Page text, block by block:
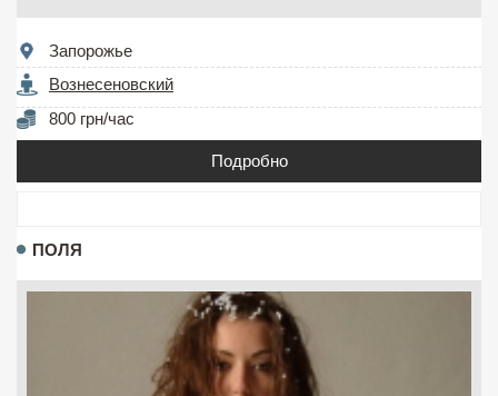
Запорожье
Вознесеновский
800 грн/час
Подробно
ПОЛЯ